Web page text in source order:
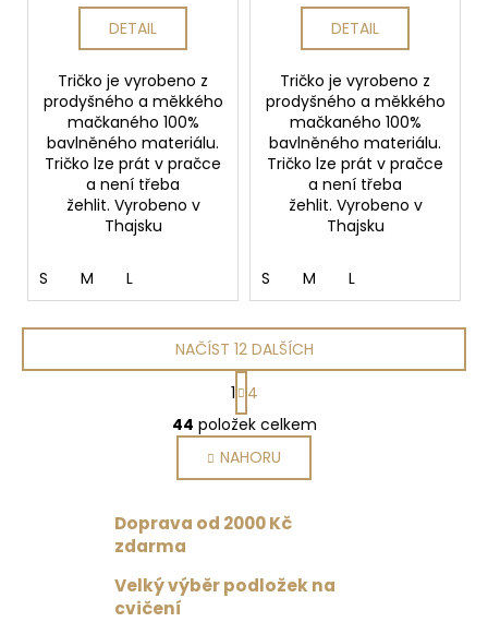
DETAIL
Tričko je vyrobeno z
prodyšného a měkkého
mačkaného 100%
bavlněného materiálu.
Tričko lze prát v pračce
a není třeba
žehlit. Vyrobeno v
Thajsku
S M L
DETAIL
Tričko je vyrobeno z
prodyšného a měkkého
mačkaného 100%
bavlněného materiálu.
Tričko lze prát v pračce
a není třeba
žehlit. Vyrobeno v
Thajsku
S M L
O
v
l
á
d
a
í
NAČÍST 12 DALŠÍCH
S
t
r
á
n
k
v
í
1
4
44 položek celkem
NAHORU
Doprava od 2000 Kč
zdarma
Velký výběr podložek na
cvičení